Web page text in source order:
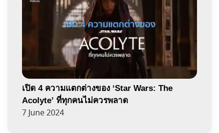
เปิด 4 ความแตกต่างของ ‘Star Wars: The
Acolyte’ ที่ทุกคนไม่ควรพลาด
7 June 2024